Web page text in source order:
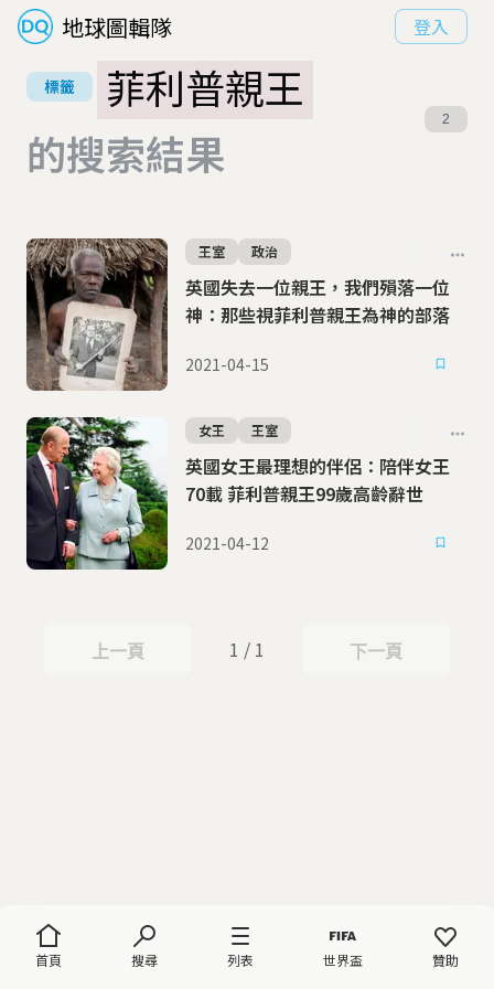
地球圖輯隊 登入
首頁 搜尋 列表 世界盃 贊助
標籤
菲利普親王
的搜索結果
2
英國失去一位親王，我們殞落一位
神：那些視菲利普親王為神的部落
王室 政治
2021-04-15
英國女王最理想的伴侶：陪伴女王
70載 菲利普親王99歲高齡辭世
女王 王室
2021-04-12
上一頁
上一頁 1 / 1 下一頁
下一頁